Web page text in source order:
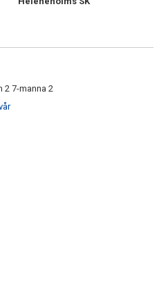
2 7-manna 2